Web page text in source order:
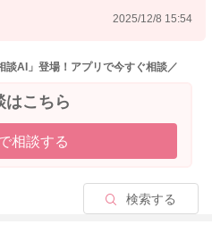
い影響を与えるようになるので
ください。
2025/12/8 15:54
談AI」登場！アプリで今すぐ相談／
はこちら
相談する
検索する